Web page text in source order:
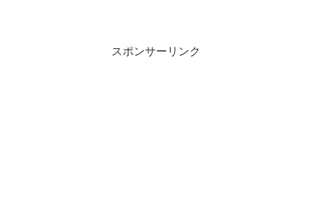
スポンサーリンク